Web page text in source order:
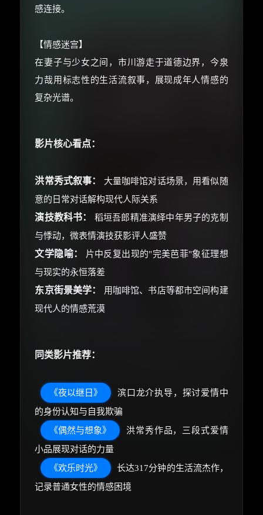
感连接。
【情感迷宫】
在妻子与少女之间，市川游走于道德边界，今泉
力哉用标志性的生活流叙事，展现成年人情感的
复杂光谱。
影片核心看点：
洪常秀式叙事：
大量咖啡馆对话场景，用看似随
意的日常对话解构现代人际关系
演技教科书：
稻垣吾郎精准演绎中年男子的克制
与悸动，微表情演技获影评人盛赞
文学隐喻：
片中反复出现的"完美芭菲"象征理想
与现实的永恒落差
东京街景美学：
用咖啡馆、书店等都市空间构建
现代人的情感荒漠
同类影片推荐：
《夜以继日》
滨口龙介执导，探讨爱情中
的身份认知与自我欺骗
《偶然与想象》
洪常秀作品，三段式爱情
小品展现对话的力量
《欢乐时光》
长达317分钟的生活流杰作，
记录普通女性的情感困境